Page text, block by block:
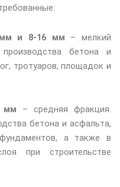
и 8-16 мм – мелкий
бетона и
тротуаров, площадок и
мм – средняя фракция.
бетона и асфальта,
а также в
при строительстве